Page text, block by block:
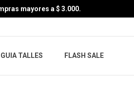
mayores a $ 3.000.
GUIA TALLES FLASH SALE